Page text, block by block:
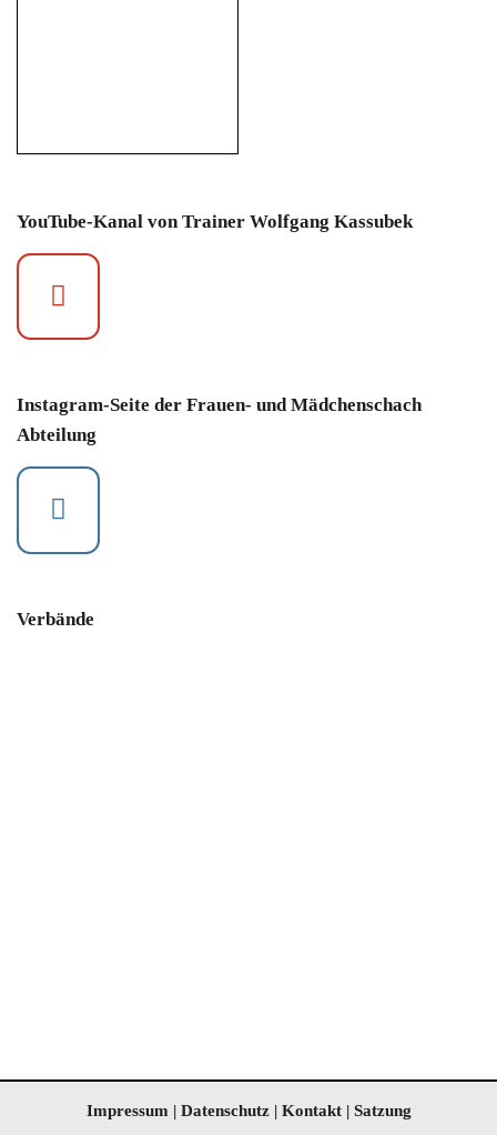
YouTube-Kanal von Trainer Wolfgang Kassubek
Instagram-Seite der Frauen- und Mädchenschach
Abteilung
Verbände
Impressum | Datenschutz| Kontakt | Satzung